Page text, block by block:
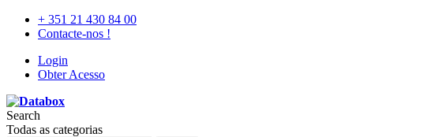
+ 351 21 430 84 00
Contacte-nos !
Login
Obter Acesso
Search
Todas as categorias